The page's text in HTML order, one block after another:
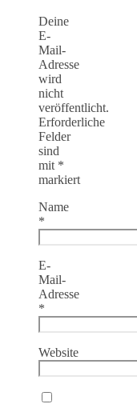
Deine
E-
Mail-
Adresse
wird
nicht
veröffentlicht.
Erforderliche
Felder
sind
mit *
markiert
Name
*
E-
Mail-
Adresse
*
Website